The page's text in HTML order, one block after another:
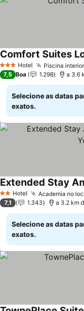
3 EstrelasHotel Piscina
Comfort Suites
7,5 Boa 1.298 a 3.6
Selecione as datas
exatos.
2 Estrelas
Hotel Academia no
7,1 1.343 a 3.2 km
Selecione as datas
exatos.